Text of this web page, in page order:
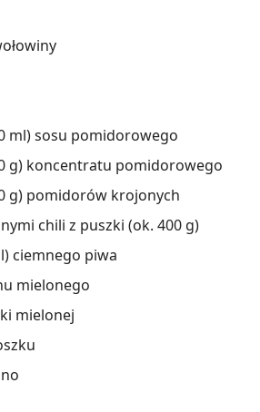
ml) sosu pomidorowego
g) koncentratu pomidorowego
g) pomidorów krojonych
chili z puszki (ok. 400 g)
ciemnego piwa
mielonego
mielonej